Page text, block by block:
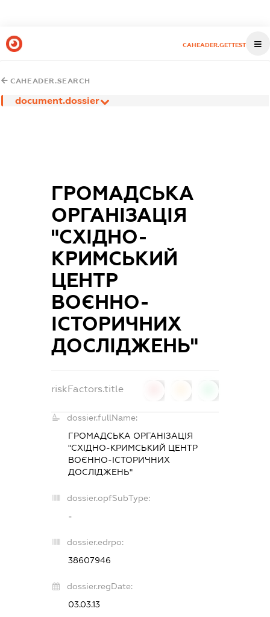
CAHEADER.GETTEST
CAHEADER.SEARCH
document.dossier
ГРОМАДСЬКА
ОРГАНІЗАЦІЯ
"СХІДНО-
КРИМСЬКИЙ
ЦЕНТР
ВОЄННО-
ІСТОРИЧНИХ
ДОСЛІДЖЕНЬ"
riskFactors.title
dossier.fullName:
ГРОМАДСЬКА ОРГАНІЗАЦІЯ
"СХІДНО-КРИМСЬКИЙ ЦЕНТР
ВОЄННО-ІСТОРИЧНИХ
ДОСЛІДЖЕНЬ"
dossier.opfSubType:
-
dossier.edrpo:
38607946
dossier.regDate:
03.03.13